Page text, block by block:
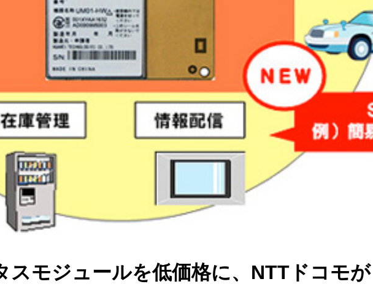
スモジュールを低価格に、NTTドコモが